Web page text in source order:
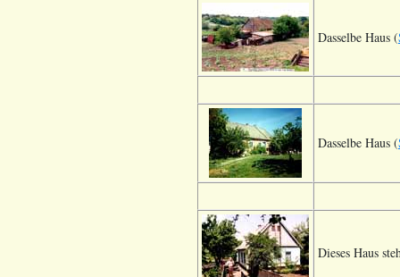
Dasselbe Haus (
Dasselbe Haus (
Dieses Haus